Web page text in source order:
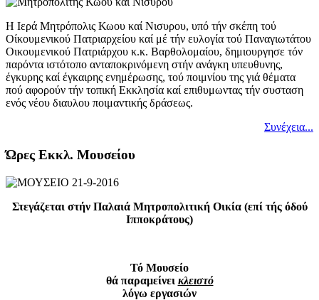
Η Ιερά Μητρόπολις Κωου καί Νισυρου, υπό τήν σκέπη τού
Οίκουμενικού Πατριαρχείου καί μέ τήν ευλογία τού Παναγιωτάτου
Οικουμενικού Πατριάρχου κ.κ. Βαρθολομαίου, δημιουργησε τόν
παρόντα ιστότοπο ανταποκρινόμενη στήν ανάγκη υπευθυνης,
έγκυρης καί έγκαιρης ενημέρωσης, τού ποιμνίου της γιά θέματα
πού αφορούν τήν τοπική Εκκλησία καί επιθυμωντας τήν συσταση
ενός νέου διαυλου ποιμαντικής δράσεως.
Συνέχεια...
Ώρες Εκκλ. Μουσείου
Στεγάζεται στήν Παλαιά Μητροπολιτική Οικία (επί τής όδού
Ιπποκράτους)
Τό Μουσείο
θά παραμείνει κλειστό
λόγω εργασιών